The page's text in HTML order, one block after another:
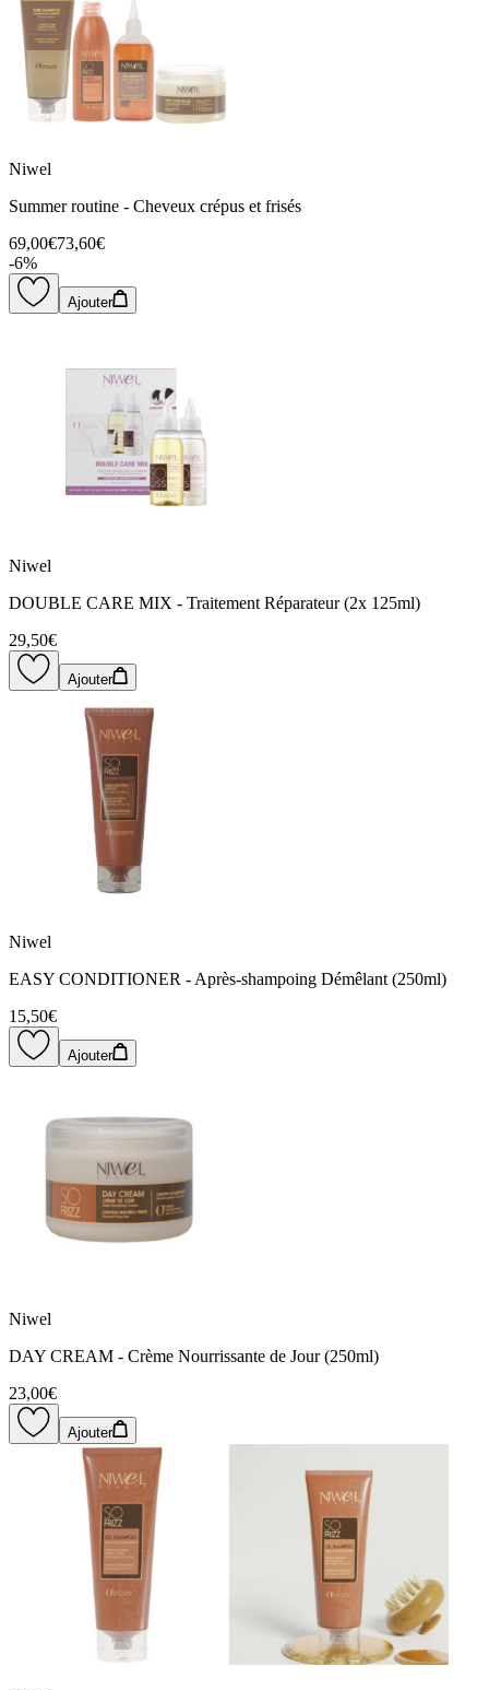
Niwel
Summer routine - Cheveux crépus et frisés
69,00€73,60€
-6%
Ajouter
Niwel
DOUBLE CARE MIX - Traitement Réparateur (2x 125ml)
29,50€
Ajouter
Niwel
EASY CONDITIONER - Après-shampoing Démêlant (250ml)
15,50€
Ajouter
Niwel
DAY CREAM - Crème Nourrissante de Jour (250ml)
23,00€
Ajouter